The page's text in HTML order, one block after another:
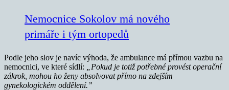
Nemocnice Sokolov má nového
primáře i tým ortopedů
Podle jeho slov je navíc výhoda, že ambulance má přímou vazbu na
nemocnici, ve které sídlí:
„Pokud je totiž potřebnéprovést operační
zákrok, mohou ho ženy absolvovat přímo na zdejším
gynekologickém oddělení.”